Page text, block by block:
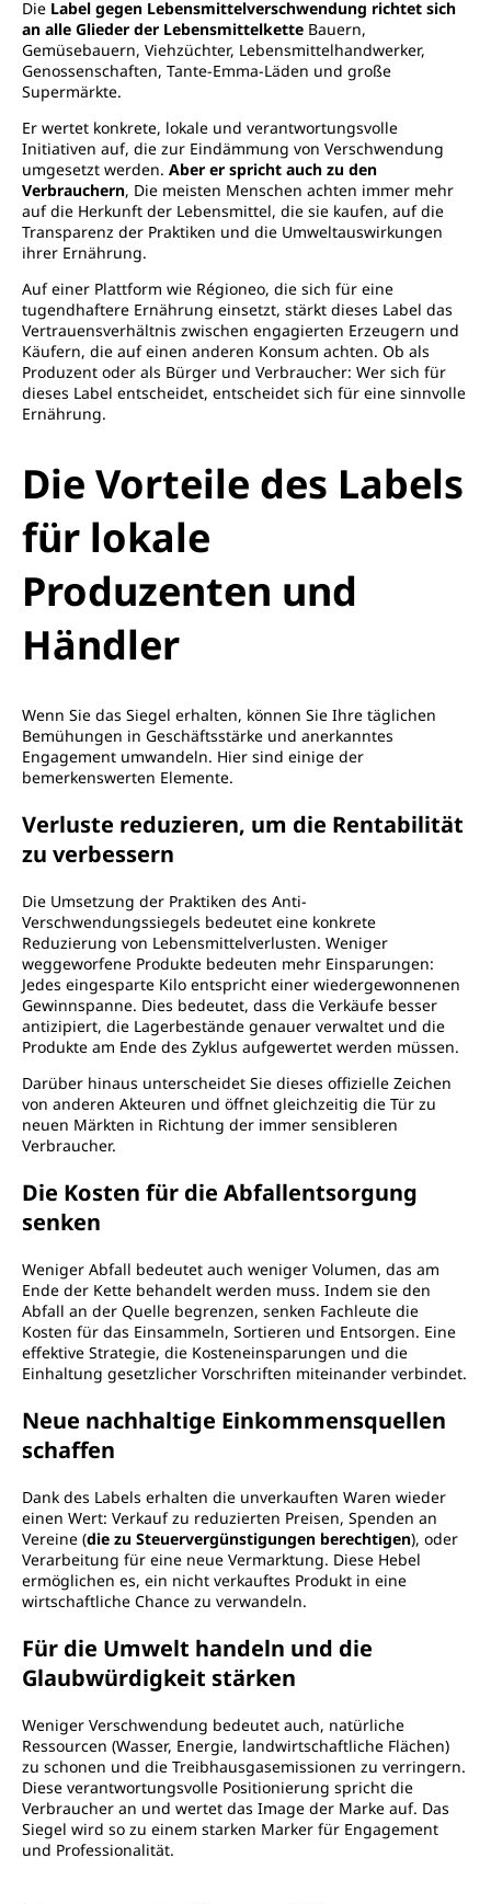
Die Label gegen Lebensmittelverschwendung richtet sich
an alle Glieder der Lebensmittelkette Bauern,
Gemüsebauern, Viehzüchter, Lebensmittelhandwerker,
Genossenschaften, Tante-Emma-Läden und große
Supermärkte.
Er wertet konkrete, lokale und verantwortungsvolle
Initiativen auf, die zur Eindämmung von Verschwendung
umgesetzt werden. Aber er spricht auch zu den
Verbrauchern, Die meisten Menschen achten immer mehr
auf die Herkunft der Lebensmittel, die sie kaufen, auf die
Transparenz der Praktiken und die Umweltauswirkungen
ihrer Ernährung.
Auf einer Plattform wie Régioneo, die sich für eine
tugendhaftere Ernährung einsetzt, stärkt dieses Label das
Vertrauensverhältnis zwischen engagierten Erzeugern und
Käufern, die auf einen anderen Konsum achten. Ob als
Produzent oder als Bürger und Verbraucher: Wer sich für
dieses Label entscheidet, entscheidet sich für eine sinnvolle
Ernährung.
Die Vorteile des Labels
für lokale
Produzenten und
Händler
Wenn Sie das Siegel erhalten, können Sie Ihre täglichen
Bemühungen in Geschäftsstärke und anerkanntes
Engagement umwandeln. Hier sind einige der
bemerkenswerten Elemente.
Verluste reduzieren, um die Rentabilität
zu verbessern
Die Umsetzung der Praktiken des Anti-
Verschwendungssiegels bedeutet eine konkrete
Reduzierung von Lebensmittelverlusten. Weniger
weggeworfene Produkte bedeuten mehr Einsparungen:
Jedes eingesparte Kilo entspricht einer wiedergewonnenen
Gewinnspanne. Dies bedeutet, dass die Verkäufe besser
antizipiert, die Lagerbestände genauer verwaltet und die
Produkte am Ende des Zyklus aufgewertet werden müssen.
Darüber hinaus unterscheidet Sie dieses offizielle Zeichen
von anderen Akteuren und öffnet gleichzeitig die Tür zu
neuen Märkten in Richtung der immer sensibleren
Verbraucher.
Die Kosten für die Abfallentsorgung
senken
Weniger Abfall bedeutet auch weniger Volumen, das am
Ende der Kette behandelt werden muss. Indem sie den
Abfall an der Quelle begrenzen, senken Fachleute die
Kosten für das Einsammeln, Sortieren und Entsorgen. Eine
effektive Strategie, die Kosteneinsparungen und die
Einhaltung gesetzlicher Vorschriften miteinander verbindet.
Neue nachhaltige Einkommensquellen
schaffen
Dank des Labels erhalten die unverkauften Waren wieder
einen Wert: Verkauf zu reduzierten Preisen, Spenden an
Vereine (die zu Steuervergünstigungen berechtigen), oder
Verarbeitung für eine neue Vermarktung. Diese Hebel
ermöglichen es, ein nicht verkauftes Produkt in eine
wirtschaftliche Chance zu verwandeln.
Für die Umwelt handeln und die
Glaubwürdigkeit stärken
Weniger Verschwendung bedeutet auch, natürliche
Ressourcen (Wasser, Energie, landwirtschaftliche Flächen)
zu schonen und die Treibhausgasemissionen zu verringern.
Diese verantwortungsvolle Positionierung spricht die
Verbraucher an und wertet das Image der Marke auf. Das
Siegel wird so zu einem starken Marker für Engagement
und Professionalität.